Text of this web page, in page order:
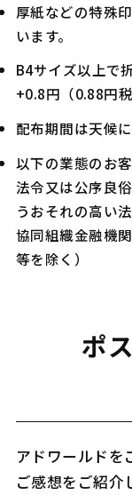
厚紙などの特殊
います。
B4サイズ以上で
+0.8円（0.88円
配布期間は天候
以下の業態のお
法令又は公序良
うおそれの高い
協同組織金融機
等を除く）
ポ
アドワールドを
ご感想をご紹介